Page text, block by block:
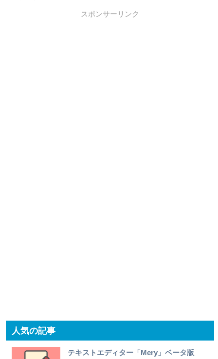
スポンサーリンク
人気の記事
テキストエディター「Mery」ベータ版